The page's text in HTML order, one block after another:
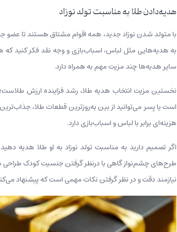
هدیه‌دادن طلا به مناسبت تولد نوزاد
با متولد شدن نوزاد جدید، همه اقوام مشتاق هستند تا عضو
به هدیه‌هایی مثل لباس، اسباب‌بازی و وجه نقد فکر کنید
سایر هدیه‌ها چند مزیت مهم به همراه دارد.
نخستین مزیت انتخاب هدیه طلا، رشد فزاینده ارزش طلاست؛
است یا پسر می‌توانید از بین به‌روزترین قطعات طلا،
هزینه‌ای برابر با لباس و اسباب‌بازی دارد.
اگر تصمیم دارید به مناسبت تولد نوزاد به او طلا هدیه
طرح‌های چشم‌نواز گاهی با درنظر گرفتن جنسیت کودک طراحی
نیازمند دقت و در نظر گرفتن نکات مهمی است که پیشنهاد